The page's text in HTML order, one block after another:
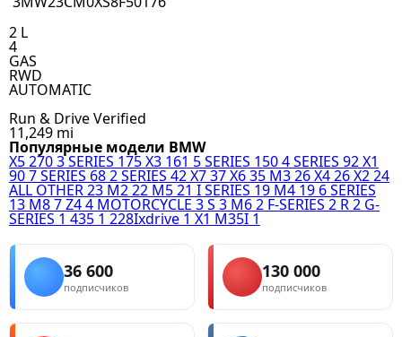
2 L
4
GAS
RWD
AUTOMATIC
Run & Drive Verified
11,249 mi
Популярные модели BMW
X52703 SERIES 175X3 161 5 SERIES 1504 SERIES 92X1
907 SERIES 682 SERIES 42X737X635 M326X426X224
ALL OTHER23 M222 M521 I SERIES 19 M4 19 6 SERIES
13 M87Z44 MOTORCYCLE 3S 3 M62 F-SERIES 2 R2 G-
SERIES 1 435 1 228Ixdrive 1 X1 M35I 1
36 600
подписчиков
130 000
подписчиков